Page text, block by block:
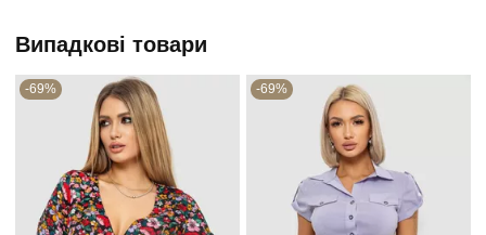
Випадкові товари
-69% -69%